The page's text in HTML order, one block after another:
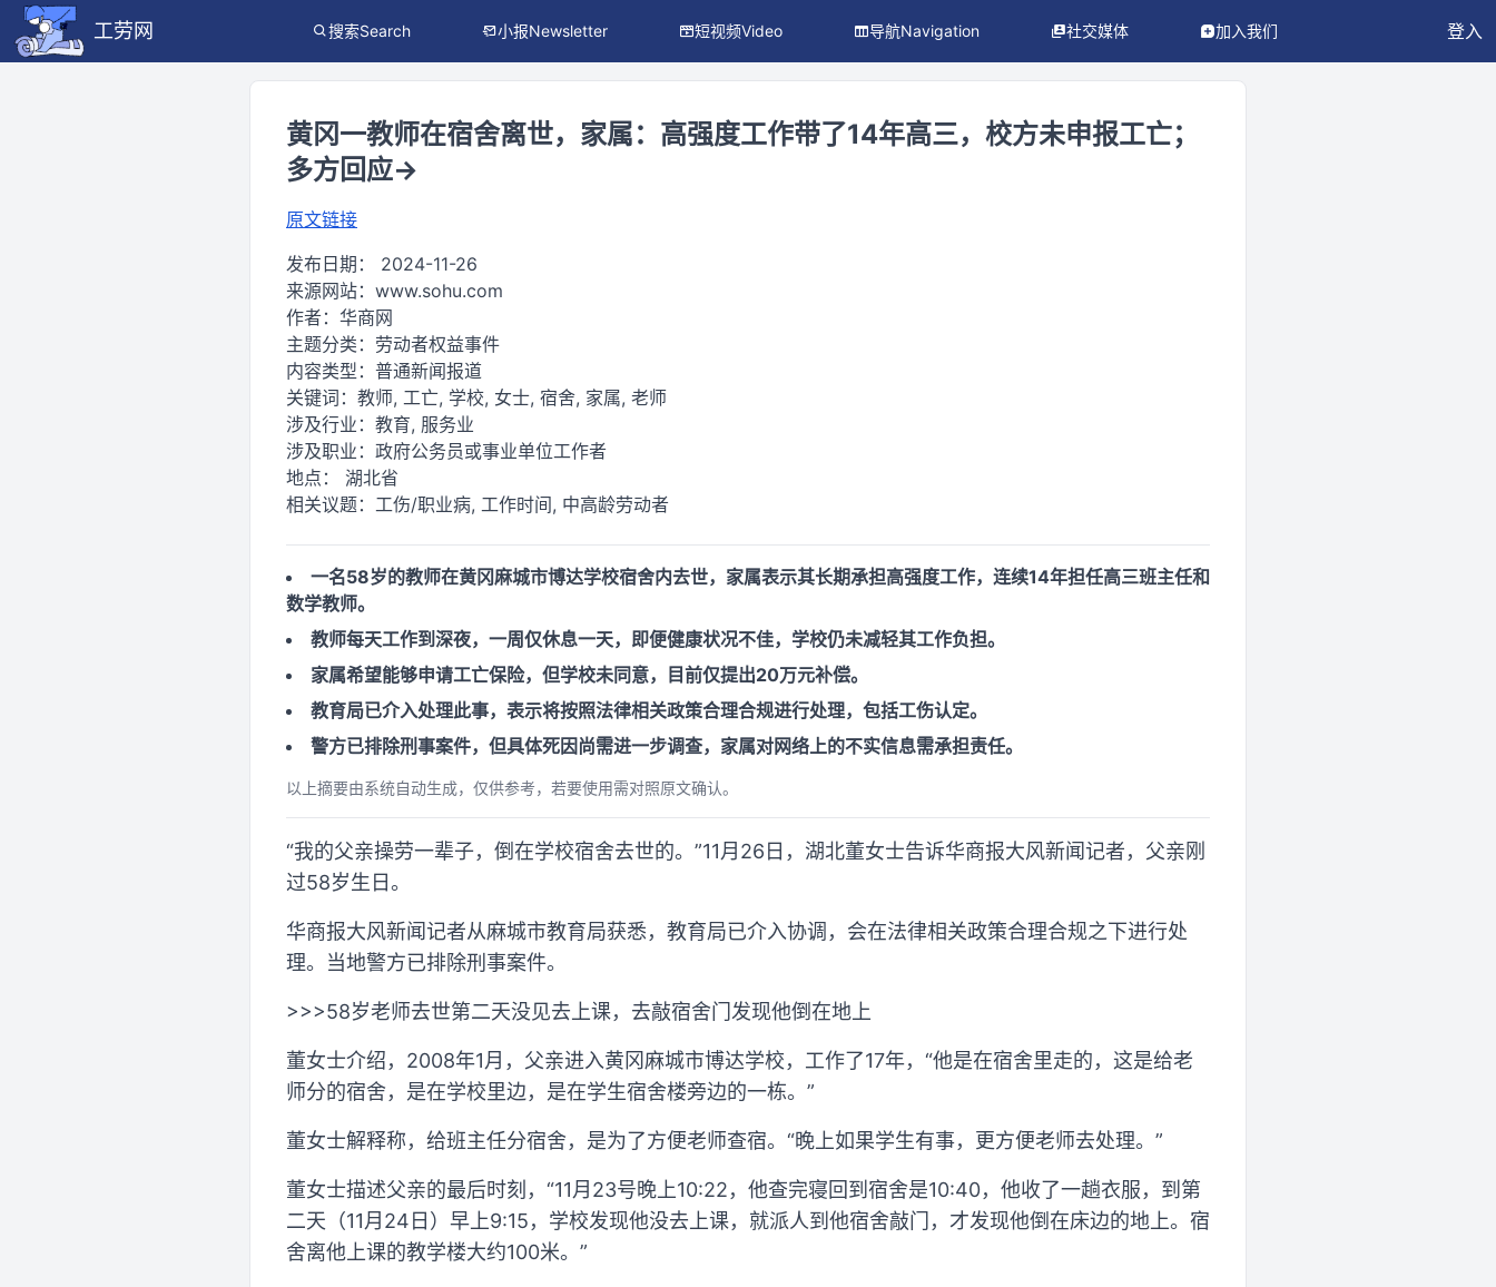
工劳网 搜索Search 小报Newsletter 短视频Video 导航Navigation 社交媒体 加入我们 登入
黄冈一教师在宿舍离世，家属：高强度工作带了14年高三，校方未申报工亡；
多方回应→
原文链接
发布日期： 2024-11-26
来源网站： www.sohu.com
作者： 华商网
主题分类： 劳动者权益事件
内容类型： 普通新闻报道
关键词： 教师, 工亡, 学校, 女士, 宿舍, 家属, 老师
涉及行业： 教育, 服务业
涉及职业： 政府公务员或事业单位工作者
地点： 湖北省
相关议题： 工伤/职业病, 工作时间, 中高龄劳动者
一名58岁的教师在黄冈麻城市博达学校宿舍内去世，家属表示其长期承担高强度工作，连续14年担任高三班主任和
数学教师。
教师每天工作到深夜，一周仅休息一天，即便健康状况不佳，学校仍未减轻其工作负担。
家属希望能够申请工亡保险，但学校未同意，目前仅提出20万元补偿。
教育局已介入处理此事，表示将按照法律相关政策合理合规进行处理，包括工伤认定。
警方已排除刑事案件，但具体死因尚需进一步调查，家属对网络上的不实信息需承担责任。
以上摘要由系统自动生成，仅供参考，若要使用需对照原文确认。
“我的父亲操劳一辈子，倒在学校宿舍去世的。”11月26日，湖北董女士告诉华商报大风新闻记者，父亲刚
过58岁生日。
华商报大风新闻记者从麻城市教育局获悉，教育局已介入协调，会在法律相关政策合理合规之下进行处
理。当地警方已排除刑事案件。
>>>58岁老师去世第二天没见去上课，去敲宿舍门发现他倒在地上
董女士介绍，2008年1月，父亲进入黄冈麻城市博达学校，工作了17年，“他是在宿舍里走的，这是给老
师分的宿舍，是在学校里边，是在学生宿舍楼旁边的一栋。”
董女士解释称，给班主任分宿舍，是为了方便老师查宿。“晚上如果学生有事，更方便老师去处理。”
董女士描述父亲的最后时刻，“11月23号晚上10:22，他查完寝回到宿舍是10:40，他收了一趟衣服，到第
二天（11月24日）早上9:15，学校发现他没去上课，就派人到他宿舍敲门，才发现他倒在床边的地上。宿
舍离他上课的教学楼大约100米。”